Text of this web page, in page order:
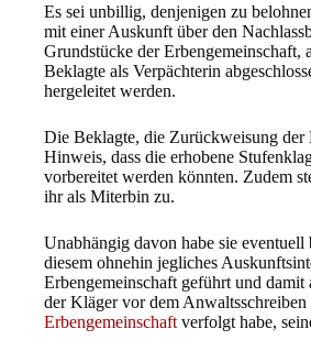
Es sei unbillig, denjenigen zu
mit einer Auskunft über den
Grundstücke der
Beklagte als Verpächterin
hergeleitet werden.
Die Beklagte, die Zurückweisung
Hinweis, dass die erhobene
vorbereitet werden könnten. Zudem
ihr als Miterbin zu.
Unabhängig davon habe sie
diesem ohnehin jegliches
Erbengemeinschaft geführt und damit
der Kläger vor dem
Erbengemeinschaft verfolgt habe,